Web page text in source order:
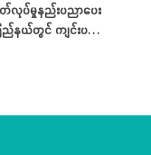
ပ်မှုနည်းပညာပေး
နယ်တွင် ကျင်းပ